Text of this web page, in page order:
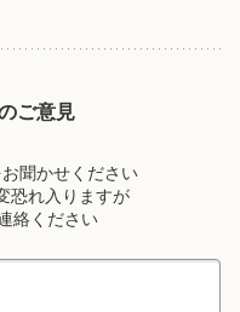
ご意見
聞かせください
恐れ入りますが
絡ください